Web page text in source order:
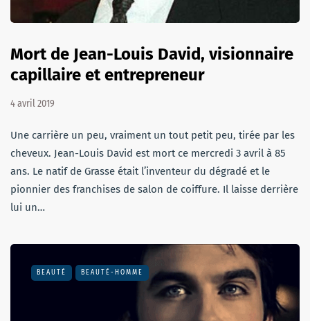
Mort de Jean-Louis David, visionnaire
capillaire et entrepreneur
4 avril 2019
Une carrière un peu, vraiment un tout petit peu, tirée par les
cheveux. Jean-Louis David est mort ce mercredi 3 avril à 85
ans. Le natif de Grasse était l’inventeur du dégradé et le
pionnier des franchises de salon de coiffure. Il laisse derrière
lui un…
BEAUTÉ BEAUTÉ-HOMME